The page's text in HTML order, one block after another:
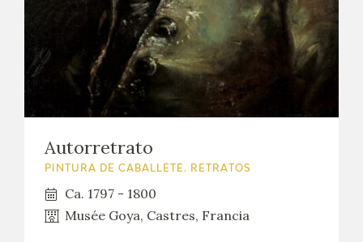
Autorretrato
PINTURA DE CABALLETE. RETRATOS
Ca. 1797 - 1800
Musée Goya, Castres, Francia